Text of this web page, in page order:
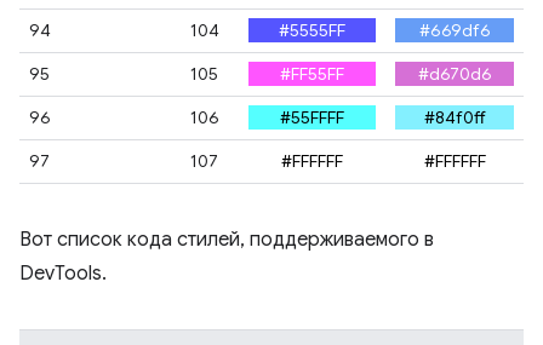
94
104 #5555FF
#669df6
95
105 #FF55FF
#d670d6
96
106 #55FFFF
#84f0ff
97
107 #FFFFFF #FFFFFF
Вот список кода стилей, поддерживаемого в
DevTools.